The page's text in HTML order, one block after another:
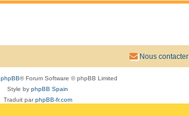
Nous contacter
phpBB® Forum Software © phpBB Limited
Style by phpBB Spain
Traduit parphpBB-fr.com